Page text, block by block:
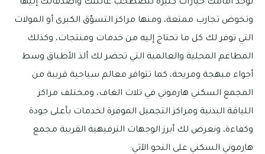
توجد أمامك خيارات كثيرة لتصطحب عائلتك وأصدقائك إليها
وتخوض تجارب ممتعة، ومنها مراكز التسوّق الكبرى أو المولات
التي توفر لك كل ما تحتاج إليه من خدمات ومنتجات، وكذلك
المطاعم المحلية والعالمية التي تحضر لك ألذ الأطباق وسط
أجواء مبهجة ومريحة، كما تتوافر معالم سياحية قريبة من
المجمع السكني هارموني في تلات الغاف، ومختلف مراكز
اللياقة البدنية ومراكز التجميل الموفرة لخدمات بأعلى جودة
وكفاءة، ونعرض لك أبرز الوجهات الترفيهية القريبة مجمع
هارموني السكني على النحو الآتي: